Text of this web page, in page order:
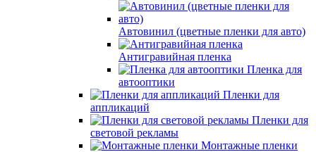
Автовинил (цветные пленки для авто)
Антигравийная пленка
Пленка для
автооптики
Пленки для
аппликаций
Пленки для
световой рекламы
Монтажные пленки